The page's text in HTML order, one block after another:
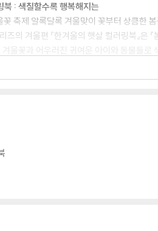
: 색칠할수록 행복해지는
축제 알록달록 겨울맞이 꽃부터 상큼한
즈의 겨울편 『한겨울의 햇살 컬러링북』은
울꽃과 어우러진 귀여운 아이와 동물들
는 꽃들이 피어납니다. 코끝이 찡해지는 차
의 다채로운 겨울 풍경을 함께 색칠해보세요.
: 색칠할수록 행복해지는
을 색칠하세요! ‘색칠할수록 행복해지는’
러진 귀여운 컬러링북입니다. 수국, 나팔
. 이 컬러링북은 봄을 보내고 여름을 맞이
시기에 따라 소개합니다.